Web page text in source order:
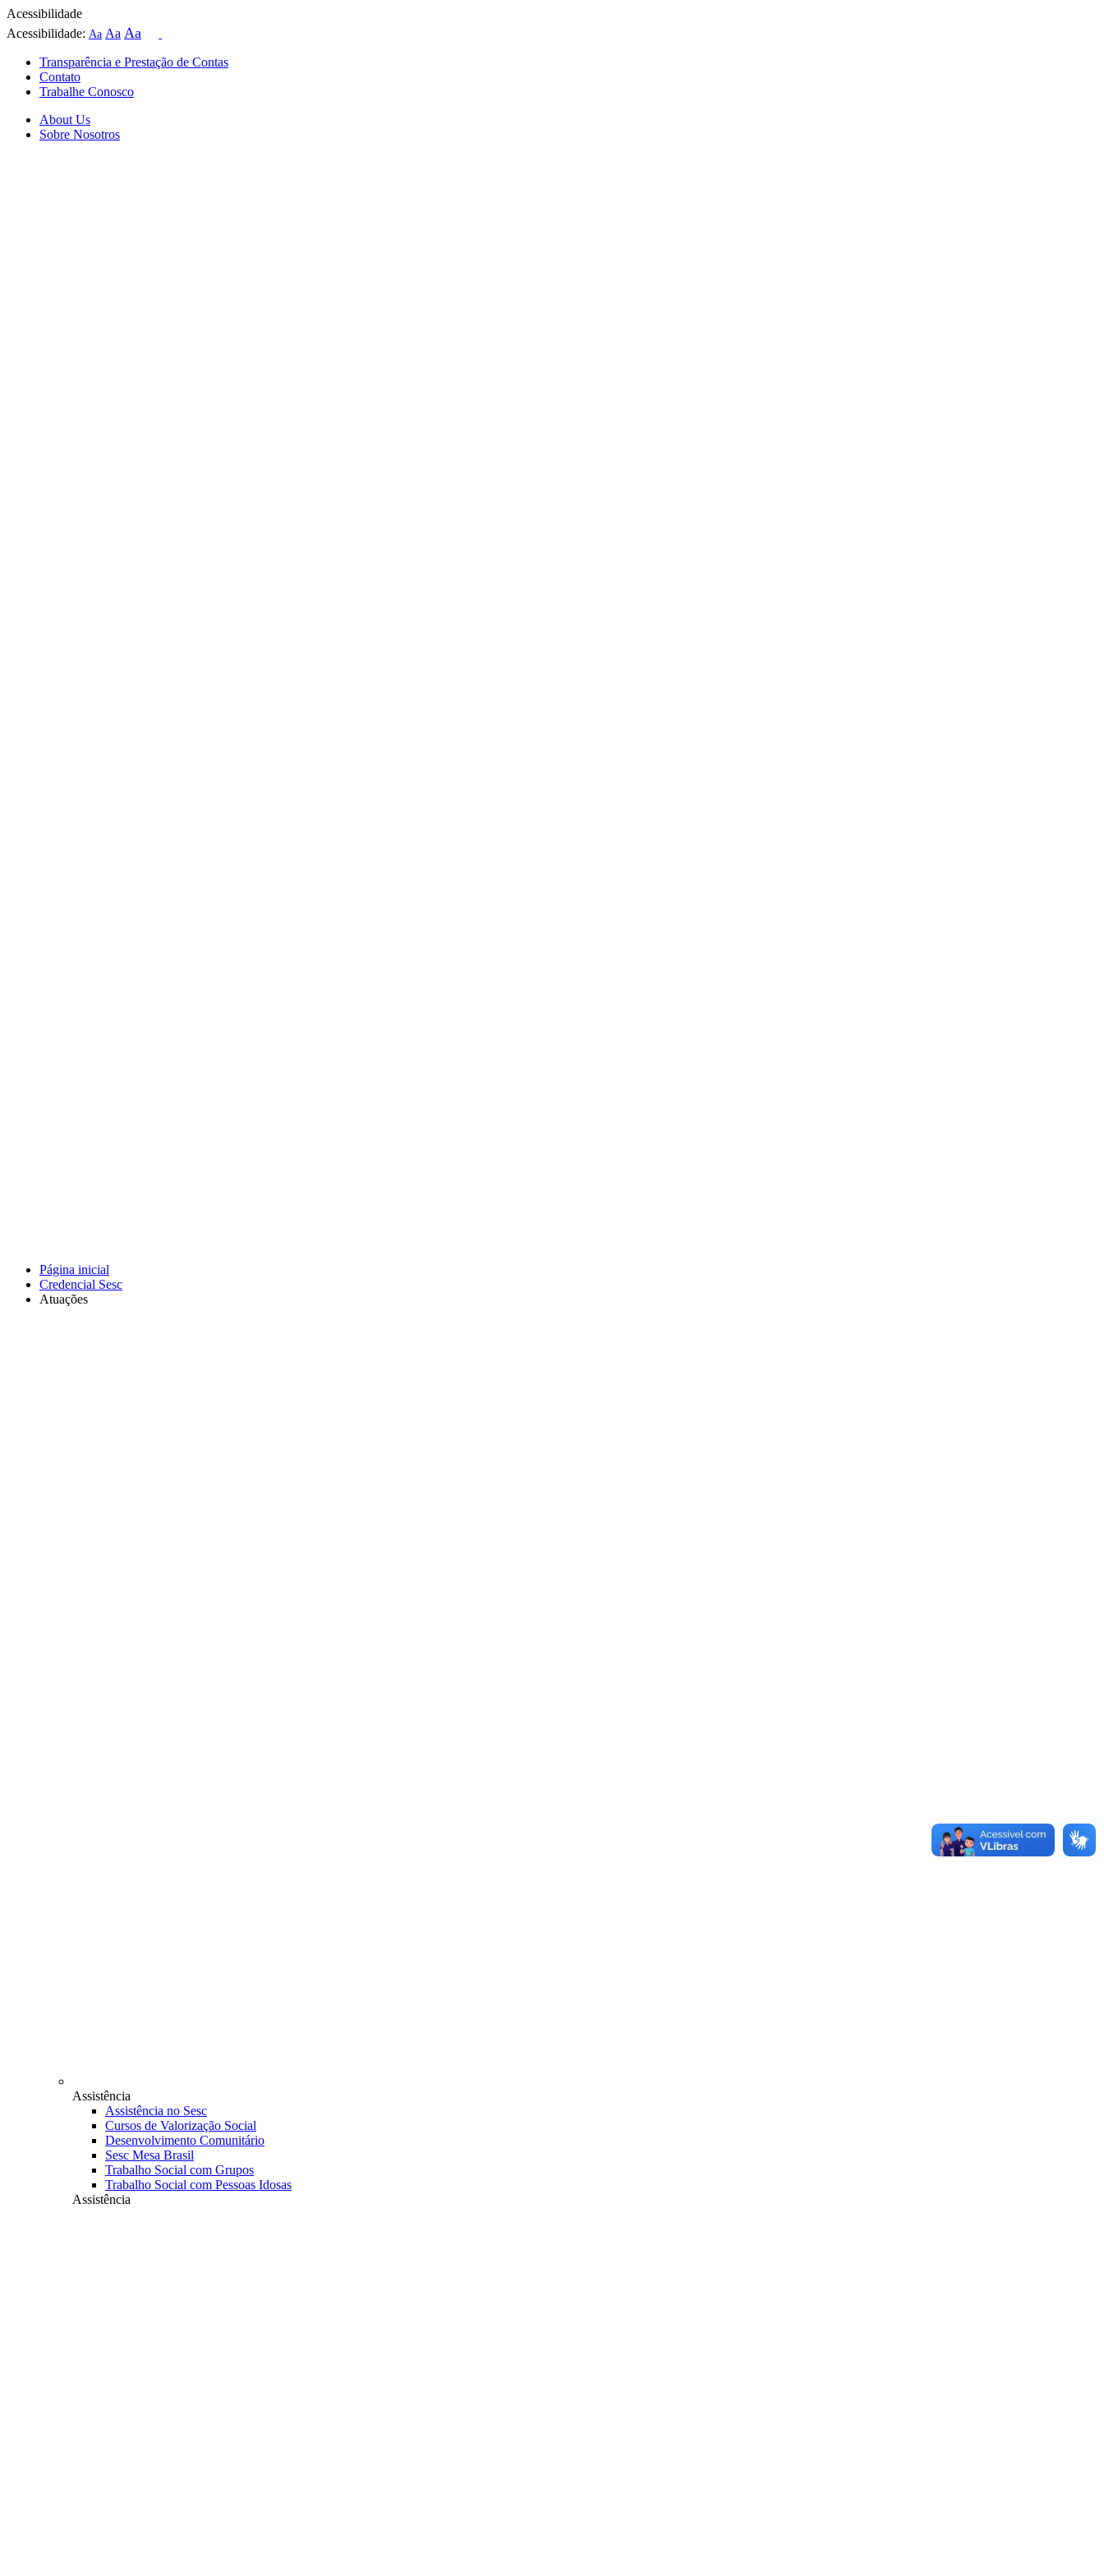
Acessibilidade
Acessibilidade: Aa Aa Aa
Transparência e Prestação de Contas
Contato
Trabalhe Conosco
About Us
Sobre Nosotros
Página inicial
Credencial Sesc
Atuações
Assistência
Assistência no Sesc
Cursos de Valorização Social
Desenvolvimento Comunitário
Sesc Mesa Brasil
Trabalho Social com Grupos
Trabalho Social com Pessoas Idosas
Assistência